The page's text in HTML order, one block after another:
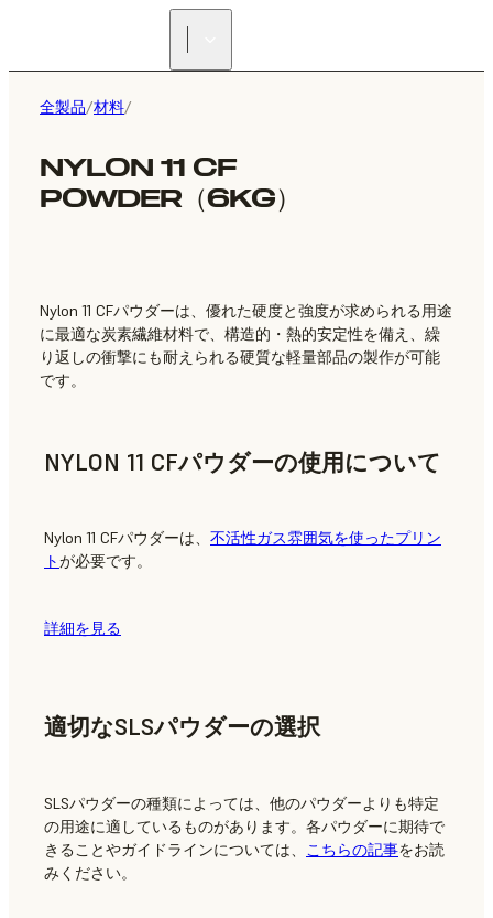
全製品/材料/
NYLON 11 CF
POWDER（6KG）
Nylon 11 CFパウダーは、優れた硬度と強度が求められる用途
に最適な炭素繊維材料で、構造的・熱的安定性を備え、繰
り返しの衝撃にも耐えられる硬質な軽量部品の製作が可能
です。
NYLON 11 CFパウダーの使用について
Nylon 11 CFパウダーは、 不活性ガス雰囲気を使ったプリン
トが必要です。
詳細を見る
適切なSLSパウダーの選択
SLSパウダーの種類によっては、他のパウダーよりも特定
の用途に適しているものがあります。各パウダーに期待で
きることやガイドラインについては、 こちらの記事をお読
みください。